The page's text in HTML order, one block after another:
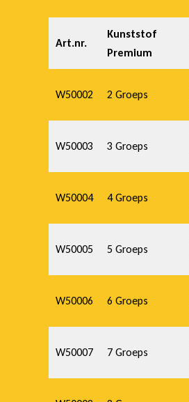
Art.nr.
Kunststof
Premium
W50002 2 Groeps
W50003 3 Groeps
W50004 4 Groeps
W50005 5 Groeps
W50006 6 Groeps
W50007 7 Groeps